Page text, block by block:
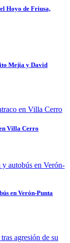
Hoyo de Friusa,
Mejía y David
Villa Cerro
en Verón-Punta